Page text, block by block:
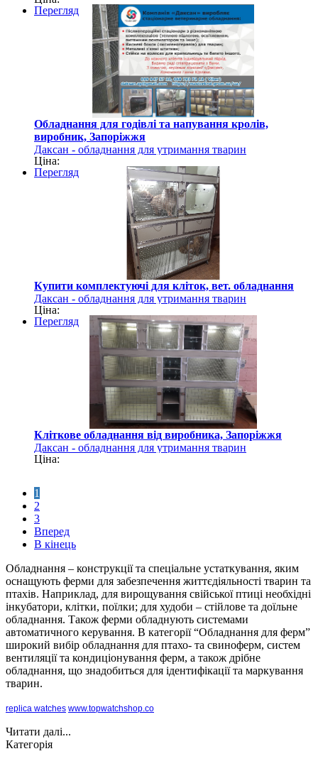
Перегляд
Обладнання для годівлі та напування кролів,
виробник, Запоріжжя
Даксан - обладнання для утримання тварин
Ціна:
Перегляд
Купити комплектуючі для кліток, вет. обладнання
Даксан - обладнання для утримання тварин
Ціна:
Перегляд
Кліткове обладнання від виробника, Запоріжжя
Даксан - обладнання для утримання тварин
Ціна:
1
2
3
Вперед
В кінець
Обладнання – конструкції та спеціальне устаткування, яким
оснащують ферми для забезпечення життєдіяльності тварин та
птахів. Наприклад, для вирощування свійської птиці необхідні
інкубатори, клітки, поїлки; для худоби – стійлове та доїльне
обладнання. Також ферми обладнують системами
автоматичного керування. В категорії “Обладнання для ферм”
широкий вибір обладнання для птахо- та свиноферм, систем
вентиляції та кондиціонування ферм, а також дрібне
обладнання, що знадобиться для ідентифікації та маркування
тварин.
replica watches www.topwatchshop.co
Читати далі...
Категорія